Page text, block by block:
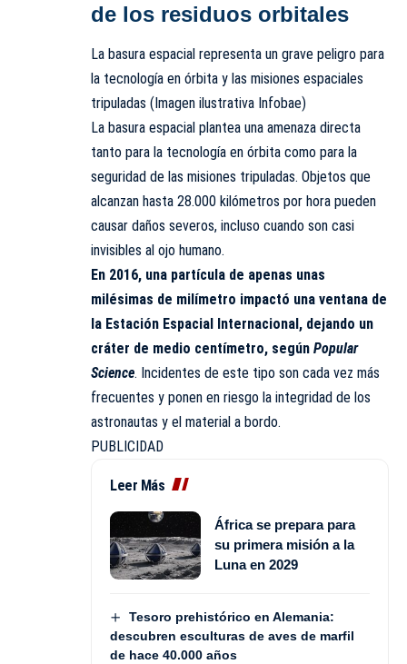
de los residuos orbitales
La basura espacial representa un grave peligro para
la tecnología en órbita y las misiones espaciales
tripuladas (Imagen ilustrativa Infobae)
La basura espacial plantea una amenaza directa
tanto para la tecnología en órbita como para la
seguridad de las misiones tripuladas. Objetos que
alcanzan hasta 28.000 kilómetros por hora pueden
causar daños severos, incluso cuando son casi
invisibles al ojo humano.
En 2016, una partícula de apenas unas
milésimas de milímetro impactó una ventana de
la Estación Espacial Internacional, dejando un
cráter de medio centímetro, según Popular
Science. Incidentes de este tipo son cada vez más
frecuentes y ponen en riesgo la integridad de los
astronautas y el material a bordo.
PUBLICIDAD
Leer Más
África se prepara para
su primera misión a la
Luna en 2029
Tesoro prehistórico en Alemania:
descubren esculturas de aves de marfil
de hace 40.000 años